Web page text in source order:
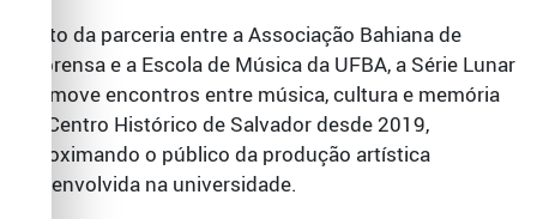
Fruto da parceria entre a Associação Bahiana de
Imprensa e a Escola de Música da UFBA, a Série Lunar
promove encontros entre música, cultura e memória
no Centro Histórico de Salvador desde 2019,
aproximando o público da produção artística
desenvolvida na universidade.